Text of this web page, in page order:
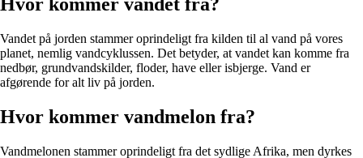
Hvor kommer vandet fra?
Vandet på jorden stammer oprindeligt fra kilden til al vand på vores
planet, nemlig vandcyklussen. Det betyder, at vandet kan komme fra
nedbør, grundvandskilder, floder, have eller isbjerge. Vand er
afgørende for alt liv på jorden.
Hvor kommer vandmelon fra?
Vandmelonen stammer oprindeligt fra det sydlige Afrika, men dyrkes